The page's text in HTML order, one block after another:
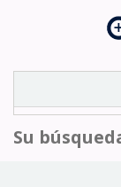
Su